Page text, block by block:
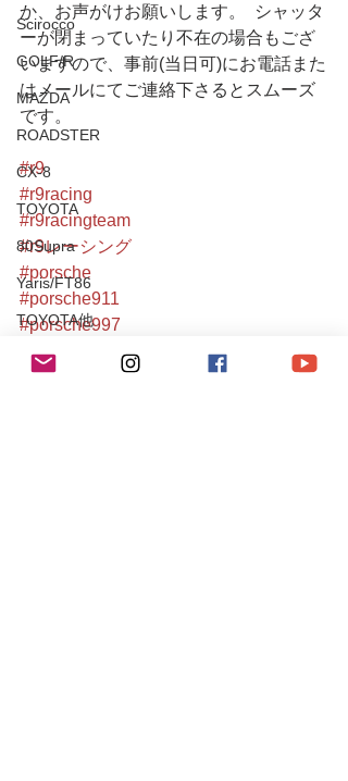
Scirocco
GOLF/R
MAZDA
ROADSTER
CX-8
TOYOTA
80Supra
Yaris/FT86
TOYOTA他
Audi A4/TT
か、お声がけお願いします。  シャッタ
ーが閉まっていたり不在の場合もござ
いますので、事前(当日可)にお電話また
はメールにてご連絡下さるとスムーズ
です。
#r9
#r9racing
#r9racingteam
#r9レーシング
#porsche
#porsche911
#porsche997
#porschecarrera
#carrera